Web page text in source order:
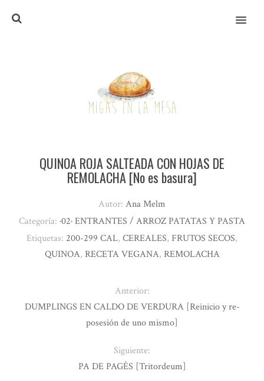
MENU
QUINOA ROJA SALTEADA CON HOJAS DE
REMOLACHA [No es basura]
Autor: Ana Melm
Categoría: ·02· ENTRANTES / ARROZ PATATAS Y PASTA
Etiquetas: 200-299 CAL, CEREALES, FRUTOS SECOS,
QUINOA, RECETA VEGANA, REMOLACHA
Anterior:
DUMPLINGS EN CALDO DE VERDURA [Reinicio y re-
posesión de uno mismo]
Siguiente:
PA DE PAGÈS [Tritordeum]